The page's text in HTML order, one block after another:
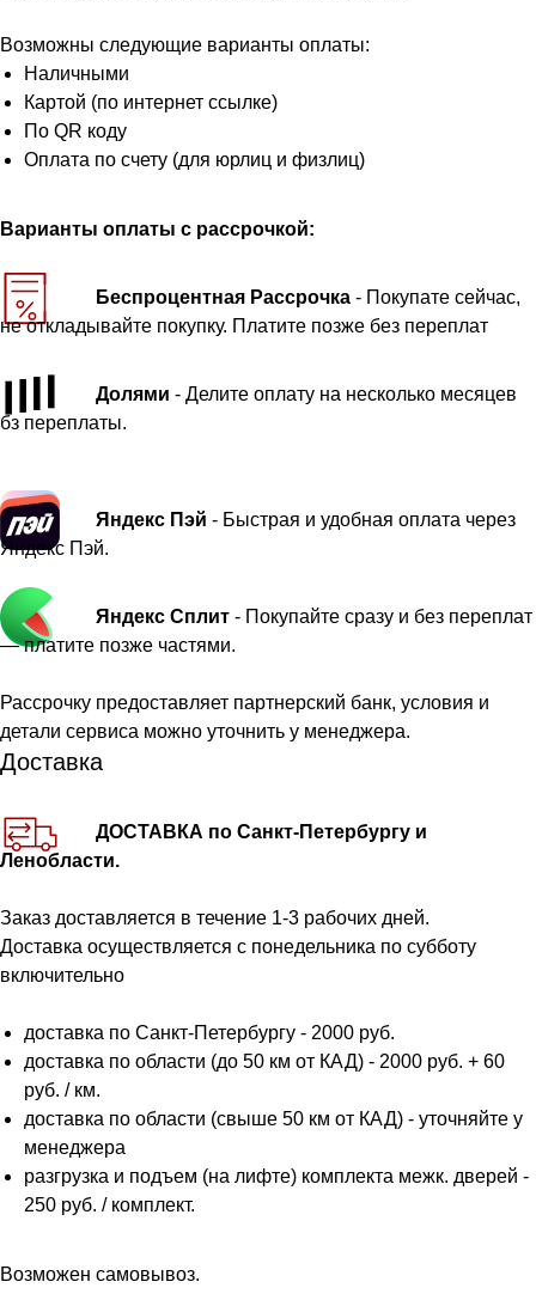
Возможны следующие варианты оплаты:
Наличными
Картой (по интернет ссылке)
По QR коду
Оплата по счету (для юрлиц и физлиц)
Варианты оплаты с рассрочкой:
Беспроцентная Рассрочка - Покупате сейчас,
не откладывайте покупку. Платите позже без переплат
Долями - Делите оплату на несколько месяцев
бз переплаты.
Яндекс Пэй - Быстрая и удобная оплата через
Яндекс Пэй.
Яндекс Сплит - Покупайте сразу и без переплат
— платите позже частями.
Рассрочку предоставляет партнерский банк, условия и
детали сервиса можно уточнить у менеджера.
Доставка
ДОСТАВКА по Санкт-Петербургу и
Ленобласти.
Заказ доставляется в течение 1-3 рабочих дней.
Доставка осуществляется с понедельника по субботу
включительно
доставка по Санкт-Петербургу - 2000 руб.
доставка по области (до 50 км от КАД) - 2000 руб. + 60
руб. / км.
доставка по области (свыше 50 км от КАД) - уточняйте у
менеджера
разгрузка и подъем (на лифте) комплекта межк. дверей -
250 руб. / комплект.
Возможен самовывоз.